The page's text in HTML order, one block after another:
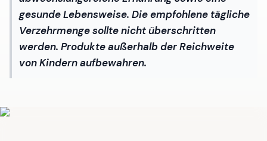
gesunde Lebensweise. Die empfohlene tägliche
Verzehrmenge sollte nicht überschritten
werden. Produkte außerhalb der Reichweite
von Kindern aufbewahren.